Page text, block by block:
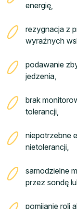
energię,
rezygnacja z
wyraźnych
podawanie
jedzenia,
brak
tolerancji,
niepotrzebne
nietolerancji,
samodzielne
przez sondę
pomijanie roli